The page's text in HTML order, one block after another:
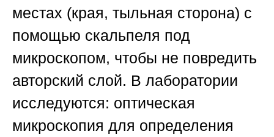
местах (края, тыльная сторона) с
помощью скальпеля под
микроскопом, чтобы не повредить
авторский слой. В лаборатории
исследуются: оптическая
микроскопия для определения